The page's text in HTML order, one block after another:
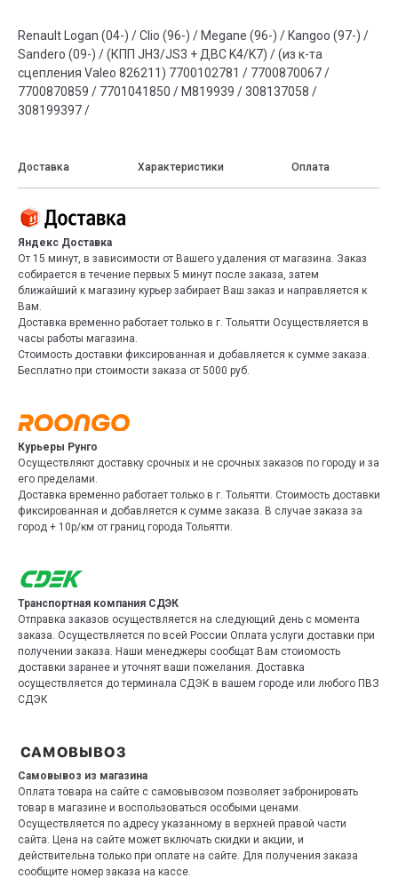
Renault Logan (04-) / Clio (96-) / Megane (96-) / Kangoo (97-) /
Sandero (09-) / (КПП JH3/JS3 + ДВС K4/K7) / (из к-та
сцепления Valeo 826211) 7700102781 / 7700870067 /
7700870859 / 7701041850 / M819939 / 308137058 /
308199397 /
Доставка Характеристики Оплата
Яндекс Доставка
От 15 минут, в зависимости от Вашего удаления от магазина. Заказ
собирается в течение первых 5 минут после заказа, затем
ближайший к магазину курьер забирает Ваш заказ и направляется к
Вам.
Доставка временно работает только в г. Тольятти Осуществляется в
часы работы магазина.
Стоимость доставки фиксированная и добавляется к сумме заказа.
Бесплатно при стоимости заказа от 5000 руб.
Курьеры Рунго
Осуществляют доставку срочных и не срочных заказов по городу и за
его пределами.
Доставка временно работает только в г. Тольятти. Стоимость доставки
фиксированная и добавляется к сумме заказа. В случае заказа за
город + 10р/км от границ города Тольятти.
Транспортная компания СДЭК
Отправка заказов осуществляется на следующий день с момента
заказа. Осуществляется по всей России Оплата услуги доставки при
получении заказа. Наши менеджеры сообщат Вам стоиомость
доставки заранее и уточнят ваши пожелания. Доставка
осуществляется до терминала СДЭК в вашем городе или любого ПВЗ
СДЭК
Самовывоз из магазина
Оплата товара на сайте с самовывозом позволяет забронировать
товар в магазине и воспользоваться особыми ценами.
Осуществляется по адресу указанному в верхней правой части
сайта. Цена на сайте может включать скидки и акции, и
действительна только при оплате на сайте. Для получения заказа
сообщите номер заказа на кассе.